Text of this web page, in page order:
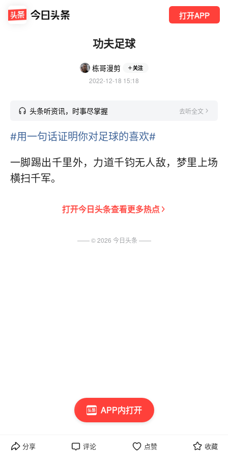
打开APP
APP内打开
功夫足球
栋哥漫剪 关注
2022-12-18 15:18
头条听资讯，时事尽掌握 去听全文
#用一句话证明你对足球的喜欢#
一脚踢出千里外，力道千钧无人敌，梦里上场
横扫千军。
打开今日头条查看更多热点
分享 评论 点赞 收藏
—— ©2026 今日头条 ——